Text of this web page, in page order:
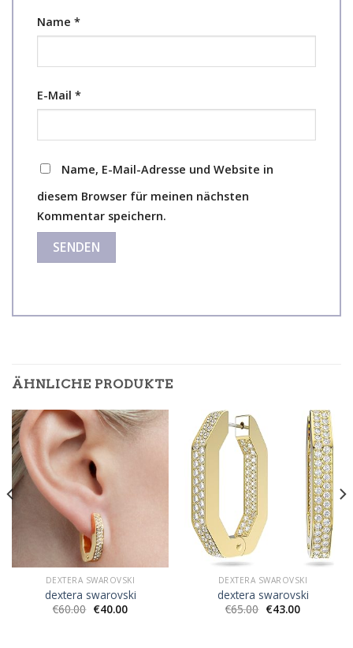
Name *
E-Mail *
Name, E-Mail-Adresse und Website in
diesem Browser für meinen nächsten
Kommentar speichern.
ÄHNLICHE PRODUKTE
DEXTERA SWAROVSKI
dextera swarovski
€60.00 €40.00
DEXTERA SWAROVSKI
dextera swarovski
€65.00 €43.00